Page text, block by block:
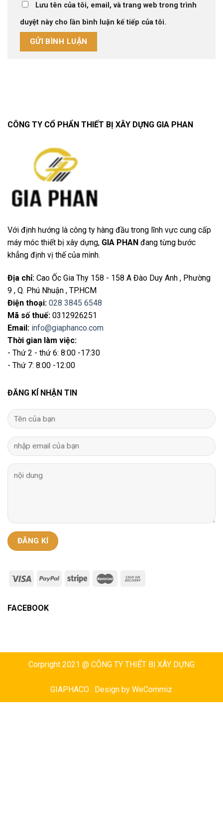
Lưu tên của tôi, email, và trang web trong trình
duyệt này cho lần bình luận kế tiếp của tôi.
CÔNG TY CỔ PHẨN THIẾT BỊ XÂY DỰNG GIA PHAN
Với định hướng là công ty hàng đầu trong lĩnh vực cung cấp
máy móc thiết bị xây dựng, GIA PHAN đang từng bước
khẳng định vị thế của mình.
Địa chỉ: Cao Ốc Gia Thy 158 - 158 A Đào Duy Anh , Phường
9 , Q. Phú Nhuận , TP.HCM
Điện thoại: 028 3845 6548
Mã số thuế: 0312926251
Email: info@giaphanco.com
Thời gian làm việc:
- Thứ 2 - thứ 6: 8:00 -17:30
- Thứ 7: 8:00 -12:00
ĐĂNG KÍ NHẬN TIN
FACEBOOK
Corpright 2021 @ CÔNG TY THIẾT BỊ XÂY DỰNG
GIAPHACO . Design byWeCommiz